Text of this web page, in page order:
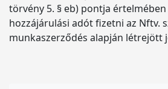
törvény 5. § eb) pontja
hozzájárulási adót fizetni az Nftv.
munkaszerződés alapján létrejött